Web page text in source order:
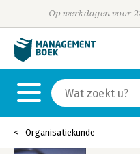
Op werkdagen voor
Organisatiekunde